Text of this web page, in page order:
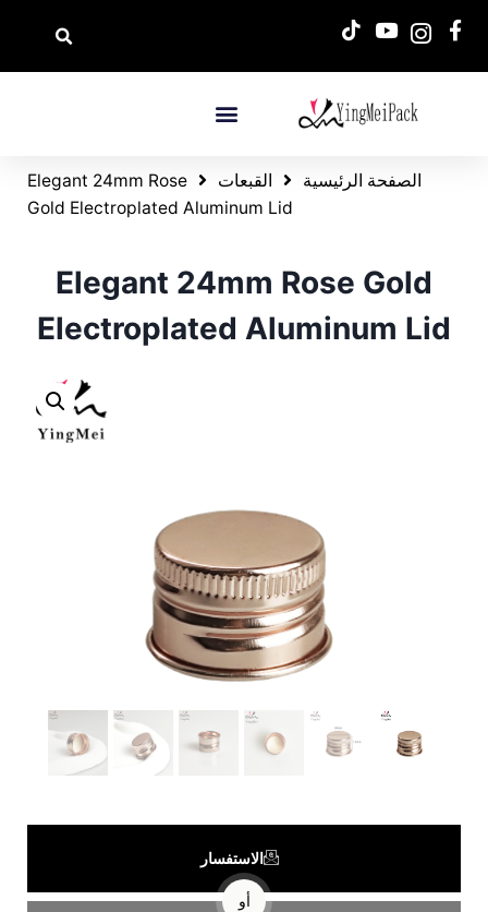
الصفحة الرئيسية القبعات
Elegant 24mm Rose
Gold Electroplated Aluminum Lid
Elegant 24mm Rose Gold
Electroplated Aluminum Lid
الاستفسار
أو